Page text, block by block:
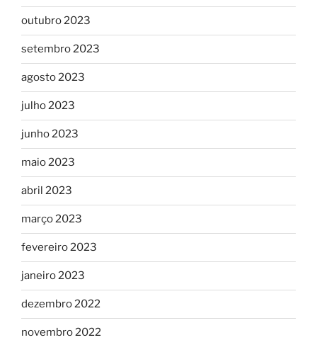
outubro 2023
setembro 2023
agosto 2023
julho 2023
junho 2023
maio 2023
abril 2023
março 2023
fevereiro 2023
janeiro 2023
dezembro 2022
novembro 2022